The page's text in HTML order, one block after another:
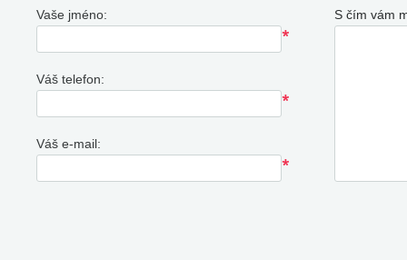
Vaše jméno:
Váš telefon:
Váš e-mail:
S čím vám